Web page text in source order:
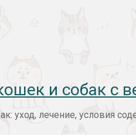
и собак с
уход, лечение, условия